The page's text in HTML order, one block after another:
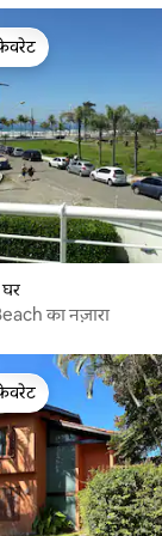
का नज़ारा